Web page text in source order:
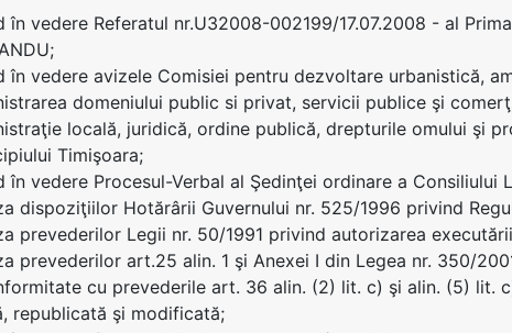
în vedere Referatul nr.U32008-002199/17.07.2008 - al
în vedere avizele Comisiei pentru dezvoltare urbanistică,
domeniului public si privat, servicii publice şi
locală, juridică, ordine publică, drepturile omului şi
Timişoara;
în vedere Procesul-Verbal al Şedinţei ordinare a Consiliului
dispoziţiilor Hotărârii Guvernului nr. 525/1996 privind
prevederilor Legii nr. 50/1991 privind autorizarea
prevederilor art.25 alin. 1 şi Anexei I din Legea nr. 350/
cu prevederile art. 36 alin. (2) lit. c) şi alin. (5) lit.
republicată şi modificată;